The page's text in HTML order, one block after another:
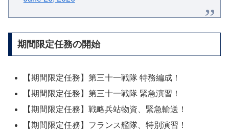
期間限定任務の開始
【期間限定任務】第三十一戦隊 特務編成！
【期間限定任務】第三十一戦隊 緊急演習！
【期間限定任務】戦略兵站物資、緊急輸送！
【期間限定任務】フランス艦隊、特別演習！